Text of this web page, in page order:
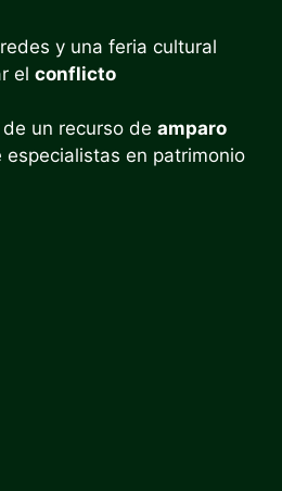
y una feria cultural
el conflicto
un recurso de amparo
especialistas en patrimonio